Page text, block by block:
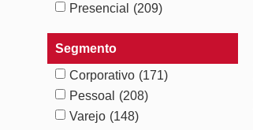
Presencial
(209)
Segmento
Corporativo (171)
Pessoal
(208)
Varejo (148)